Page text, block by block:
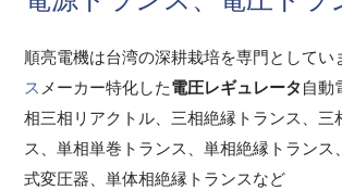
順亮電機は台湾の深耕栽培を専門としてい
ス メーカー特化した電圧レギュレータ 自動
相三相リアクトル、三相絶縁トランス、三
ス、単相単巻トランス、単相絶縁トランス
式変圧器、単体相絶縁トランスなど